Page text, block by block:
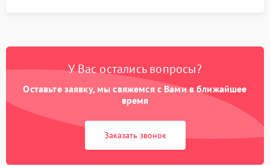
У Вас остались вопросы?
Оставьте заявку, мы свяжемся с Вами в ближайшее
время
Заказать звонок